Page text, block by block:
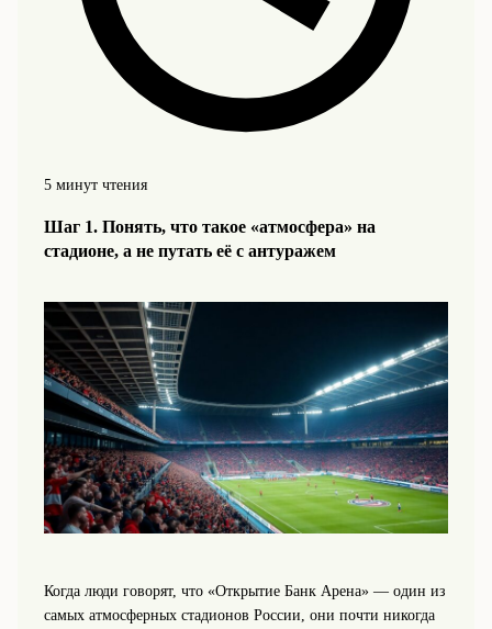
5 минут чтения
Шаг 1. Понять, что такое «атмосфера» на
стадионе, а не путать её с антуражем
Когда люди говорят, что «Открытие Банк Арена» — один из
самых атмосферных стадионов России, они почти никогда